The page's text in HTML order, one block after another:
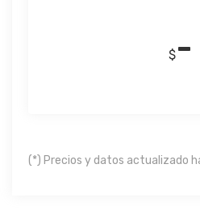
$-
(*) Precios y datos actualizado